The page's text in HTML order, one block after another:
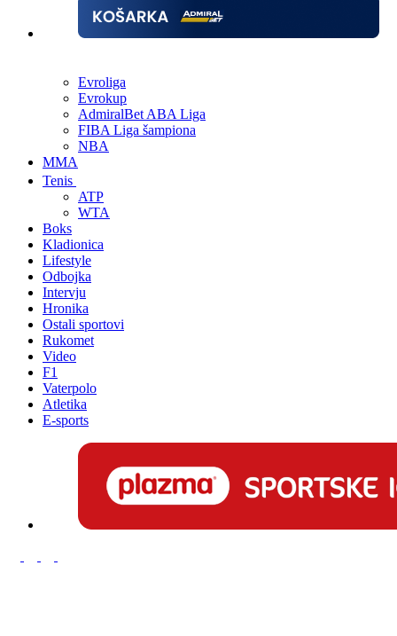
Evroliga
Evrokup
AdmiralBet ABA Liga
FIBA Liga šampiona
NBA
MMA
Tenis
ATP
WTA
Boks
Kladionica
Lifestyle
Odbojka
Intervju
Hronika
Ostali sportovi
Rukomet
Video
F1
Vaterpolo
Atletika
E-sports